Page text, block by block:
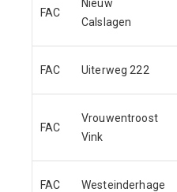
FAC
Nieuw
Calslagen
FAC Uiterweg 222
FAC
Vrouwentroost
Vink
FAC Westeinderhage